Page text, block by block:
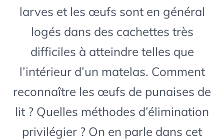
larves et les œufs sont en général
logés dans des cachettes très
difficiles à atteindre telles que
l’intérieur d’un matelas. Comment
reconnaître les œufs de punaises de
lit ? Quelles méthodes d’élimination
privilégier ? On en parle dans cet